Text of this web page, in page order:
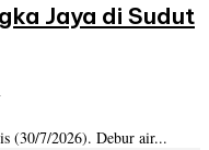
Jaya di Sudut
(30/7/2026). Debur air...